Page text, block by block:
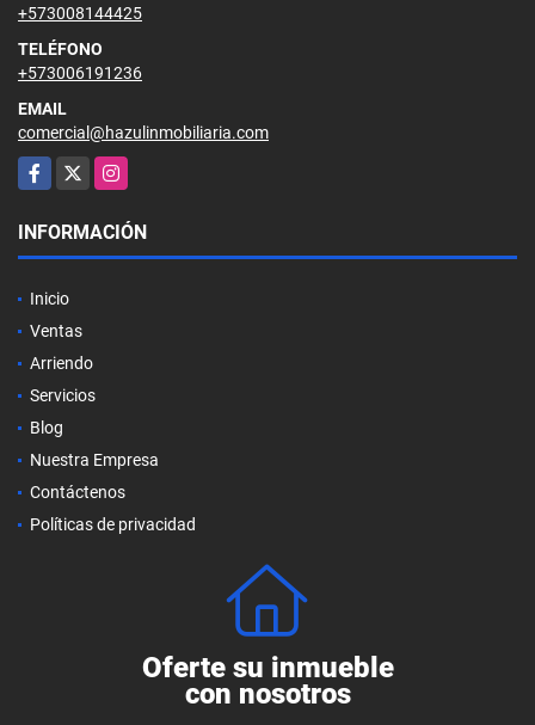
+573008144425
TELÉFONO
+573006191236
EMAIL
comercial@hazulinmobiliaria.com
Facebook
X Instagram
INFORMACIÓN
Inicio
Ventas
Arriendo
Servicios
Blog
Nuestra Empresa
Contáctenos
Políticas de privacidad
Oferte su inmueble
con nosotros